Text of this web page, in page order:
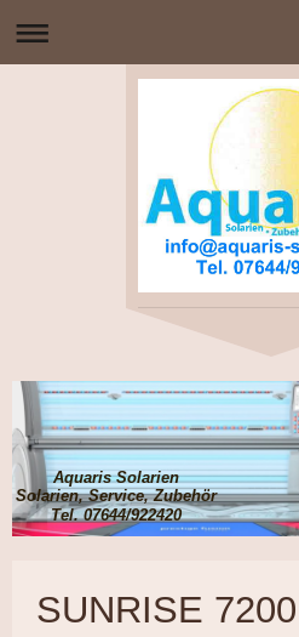
Aquaris Solarien
Solarien, Service, Zubehör
Tel. 07644/922420
SUNRISE